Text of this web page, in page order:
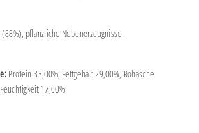
(88%), pflanzliche Nebenerzeugnisse,
Protein 33,00%, Fettgehalt 29,00%, Rohasche
17,00%